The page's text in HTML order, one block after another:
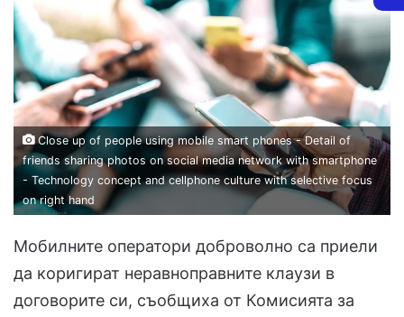
Close up of people using mobile smart phones - Detail of
friends sharing photos on social media network with smartphone
- Technology concept and cellphone culture with selective focus
on right hand
Мобилните оператори доброволно са приели
да коригират неравноправните клаузи в
договорите си, съобщиха от Комисията за